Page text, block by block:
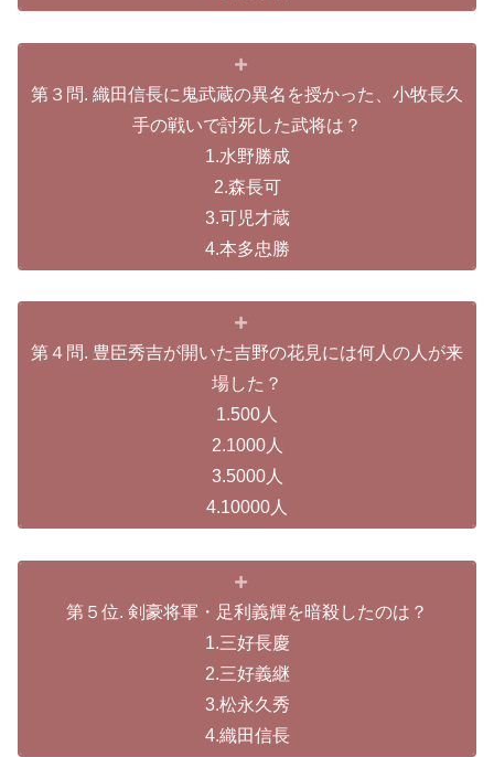
第３問. 織田信長に鬼武蔵の異名を授かった、小牧長久
手の戦いで討死した武将は？
1.水野勝成
2.森長可
3.可児才蔵
4.本多忠勝
第４問. 豊臣秀吉が開いた吉野の花見には何人の人が来
場した？
1.500人
2.1000人
3.5000人
4.10000人
第５位. 剣豪将軍・足利義輝を暗殺したのは？
1.三好長慶
2.三好義継
3.松永久秀
4.織田信長